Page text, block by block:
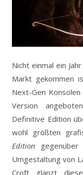
Nicht einmal ein
Markt gekommen
Next-Gen
Version
Definitive Edition
wohl größten
Edition
Umgestaltung von
Croft glänzt